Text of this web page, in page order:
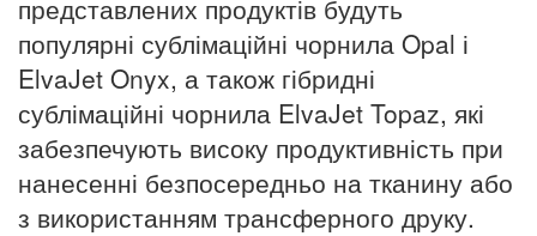
представлених продуктів будуть
популярні сублімаційні чорнила Opal і
ElvaJet Onyx, а також гібридні
сублімаційні чорнила ElvaJet Topaz, які
забезпечують високу продуктивність при
нанесенні безпосередньо на тканину або
з використанням трансферного друку.